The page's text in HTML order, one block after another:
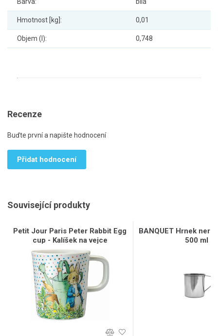
Barva: bílá
Hmotnost [kg]: 0,01
Objem (l): 0,748
Recenze
Buďte první a napište hodnocení
Přidat hodnocení
Související produkty
Petit Jour Paris Peter Rabbit Egg
cup - Kalíšek na vejce
BANQUET Hrnek
500 ml